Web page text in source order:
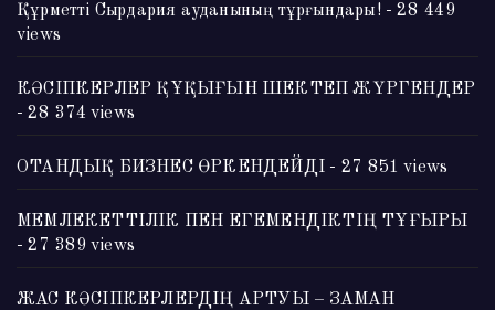
Құрметті Сырдария ауданының тұрғындары!- 28 449
views
КӘСІПКЕРЛЕР ҚҰҚЫҒЫН ШЕКТЕП ЖҮРГЕНДЕР
- 28 374 views
ОТАНДЫҚ БИЗНЕС ӨРКЕНДЕЙДІ - 27 851 views
МЕМЛЕКЕТТІЛІК ПЕН ЕГЕМЕНДІКТІҢ ТҰҒЫРЫ
- 27 389 views
ЖАС КӘСІПКЕРЛЕРДІҢ АРТУЫ – ЗАМАН